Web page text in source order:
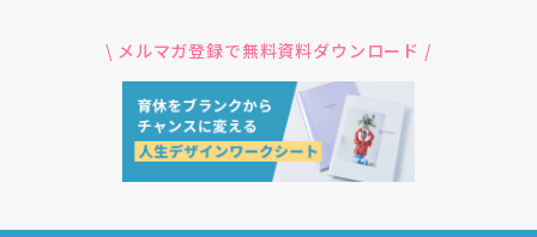
\ メルマガ登録で無料資料ダウンロード /